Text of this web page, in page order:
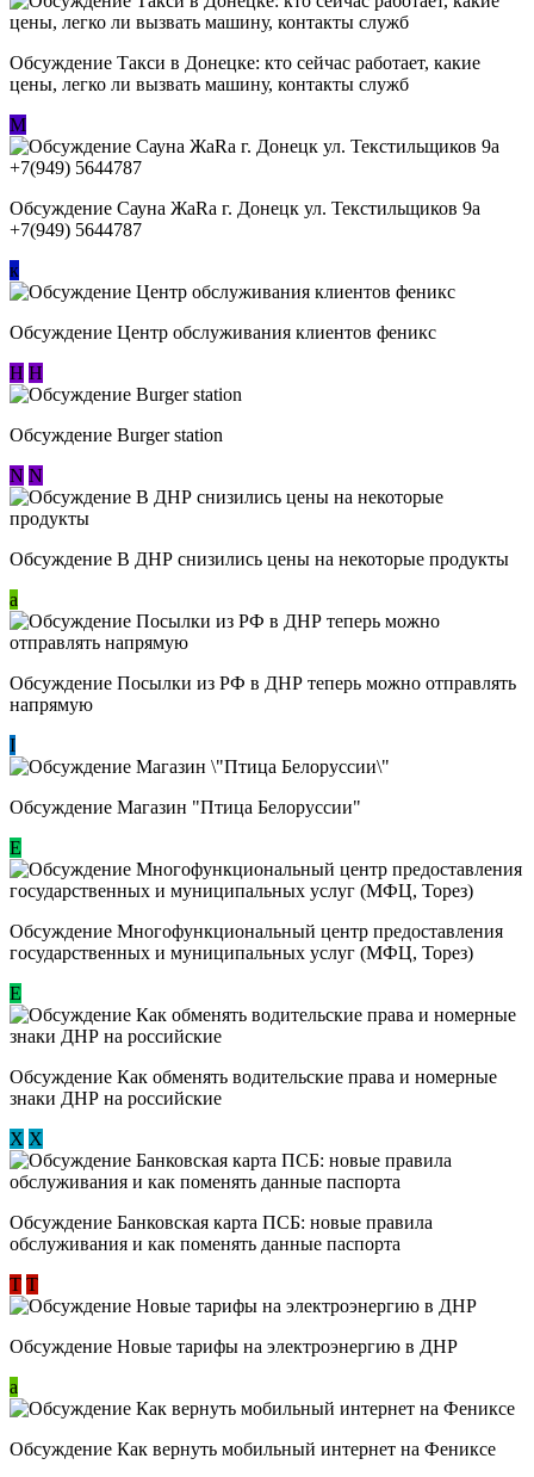
Обсуждение ​Такси в Донецке: кто сейчас работает, какие
цены, легко ли вызвать машину, контакты служб
М
Обсуждение Сауна ЖаRa г. Донецк ул. Текстильщиков 9а
+7(949) 5644787
к
Обсуждение Центр обслуживания клиентов феникс
Н Н
Обсуждение Burger station
N N
Обсуждение В ДНР снизились цены на некоторые продукты
a
Обсуждение Посылки из РФ в ДНР теперь можно отправлять
напрямую
I
Обсуждение Магазин "Птица Белоруссии"
Е
Обсуждение Многофункциональный центр предоставления
государственных и муниципальных услуг (МФЦ, Торез)
E
Обсуждение ​Как обменять водительские права и номерные
знаки ДНР на российские
Х Х
Обсуждение ​Банковская карта ПСБ: новые правила
обслуживания и как поменять данные паспорта
Т Т
Обсуждение Новые тарифы на электроэнергию в ДНР
a
Обсуждение Как вернуть мобильный интернет на Фениксе